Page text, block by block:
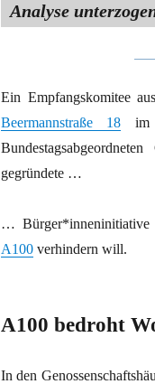
Analyse
Ein Empfangskomitee
Beermannstraße 18 im
gegründete …
… Bürger*inneninitiative
A100verhindern will.
A100 bedroht
In den